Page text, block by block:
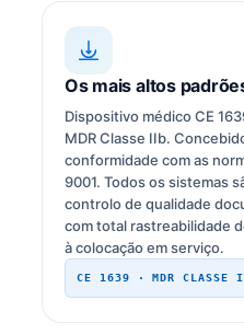
Os mais altos
Dispositivo médico CE
MDR Classe IIb.
conformidade com as
9001. Todos os sistemas
controlo de qualidade
com total rastreabilidade
à colocação em serviço.
CE 1639 · MDR